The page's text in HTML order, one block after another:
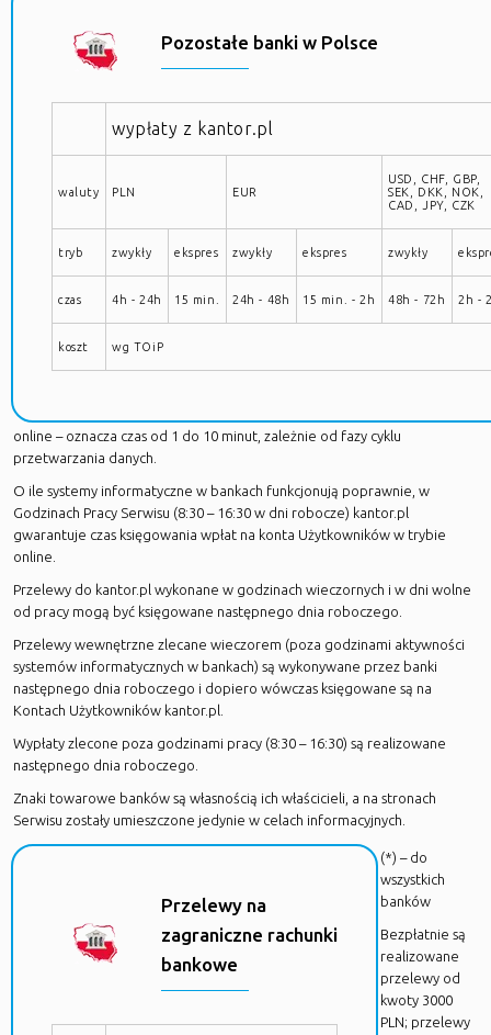
Pozostałe banki w Polsce
wypłaty z kantor.pl
waluty PLN EUR
USD, CHF, GBP,
SEK, DKK, NOK,
CAD, JPY, CZK
tryb zwykły ekspres zwykły ekspres zwykły
czas 4h - 24h 15 min. 24h - 48h 15 min. - 2h 48h - 72h 2h -
koszt wg TOiP
online – oznacza czas od 1 do 10 minut, zależnie od fazy cyklu
przetwarzania danych.
O ile systemy informatyczne w bankach funkcjonują poprawnie, w
Godzinach Pracy Serwisu (8:30 – 16:30 w dni robocze) kantor.pl
gwarantuje czas księgowania wpłat na konta Użytkowników w trybie
online.
Przelewy do kantor.pl wykonane w godzinach wieczornych i w dni wolne
od pracy mogą być księgowane następnego dnia roboczego.
Przelewy wewnętrzne zlecane wieczorem (poza godzinami aktywności
systemów informatycznych w bankach) są wykonywane przez banki
następnego dnia roboczego i dopiero wówczas księgowane są na
Kontach Użytkowników kantor.pl.
Wypłaty zlecone poza godzinami pracy (8:30 – 16:30) są realizowane
następnego dnia roboczego.
Znaki towarowe banków są własnością ich właścicieli, a na stronach
Serwisu zostały umieszczone jedynie w celach informacyjnych.
Przelewy na
zagraniczne rachunki
bankowe
(*) – do
wszystkich
banków
Bezpłatnie są
realizowane
przelewy od
kwoty 3000
PLN; przelewy